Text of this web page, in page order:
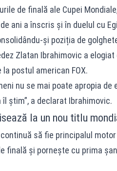
de finală ale Cupei
ani a înscris și în duelul cu
și poziția de
Zlatan Ibrahimovic a elogiat
postul american FOX.
nu se mai poate apropia de
știm”, a declarat Ibrahimovic.
la un nou titlu
să fie principalul
și pornește cu prima